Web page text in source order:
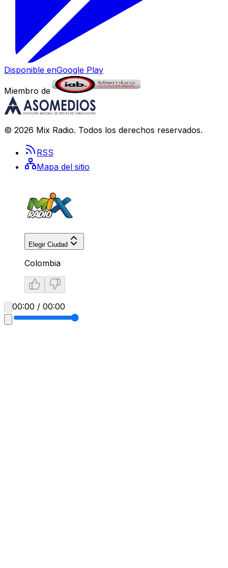
Disponible enGoogle Play
Miembro de
© 2026 Mix Radio. Todos los derechos reservados.
RSS
Mapa del sitio
Elegir Ciudad
Colombia
00:00 / 00:00